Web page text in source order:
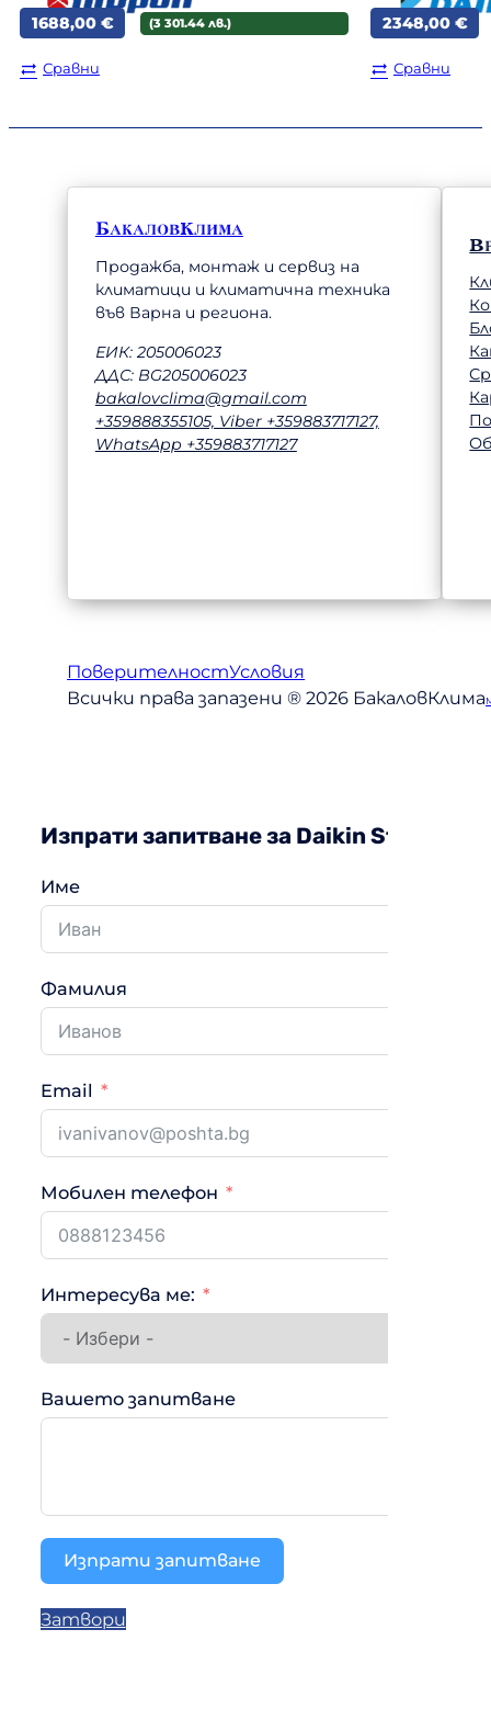
1688,00 € (3 301.44 лв.)
Сравни
2348,00 €
Сравни
БакаловКлима
Продажба, монтаж и сервиз на
климатици и климатична техника
във Варна и региона.
ЕИК: 205006023
ДДС: BG205006023
bakalovclima@gmail.com
+359888355105, Viber +359883717127,
WhatsApp +359883717127
ПоверителностУсловия
Всички права запазени ® 2026 БакаловКлима
Изпрати запитване за Daikin Stylish
Име
Фамилия
Email
Мобилен телефон
Интересува ме:
Вашето запитване
Изпрати запитване
Затвори